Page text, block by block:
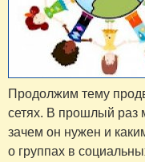
Продолжим тему
сетях. В прошлый раз
зачем он нужен и
о группах в